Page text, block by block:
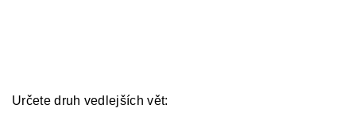
Určete druh vedlejších vět: